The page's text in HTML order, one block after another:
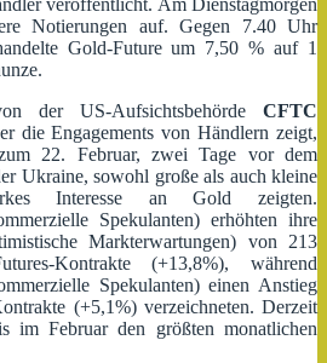
veröffentlicht. Am Dienstagmorgen
Notierungen auf. Gegen 7.40 Uhr
Gold-Future um 7,50 % auf 1
der US-Aufsichtsbehörde CFTC
die Engagements von Händlern zeigt,
22. Februar, zwei Tage vor dem
Ukraine, sowohl große als auch kleine
Interesse an Gold zeigten.
Spekulanten) erhöhten ihre
Markterwartungen) von 213
Kontrakte (+13,8%), während
Spekulanten) einen Anstieg
(+5,1%) verzeichneten. Derzeit
im Februar den größten monatlichen